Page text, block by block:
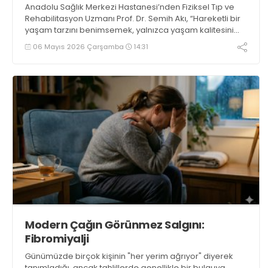
Anadolu Sağlık Merkezi Hastanesi’nden Fiziksel Tıp ve
Rehabilitasyon Uzmanı Prof. Dr. Semih Akı, “Hareketli bir
yaşam tarzını benimsemek, yalnızca yaşam kalitesini
artırmakla kalmıyor, aynı zamanda yaşam süresine de
doğrudan katkı sağlıyor” açıklamasında bulundu
06 Mayıs 2026 Çarşamba 14:31
Modern Çağın Görünmez Salgını:
Fibromiyalji
Günümüzde birçok kişinin "her yerim ağrıyor" diyerek